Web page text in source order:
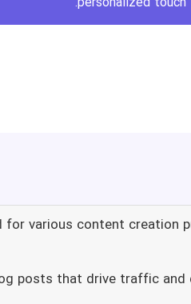
various content creation